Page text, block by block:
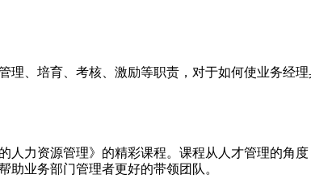
、培育、考核、激励等职责，对于如何使业务经
力资源管理》的精彩课程。课程从人才管理的角
业务部门管理者更好的带领团队。